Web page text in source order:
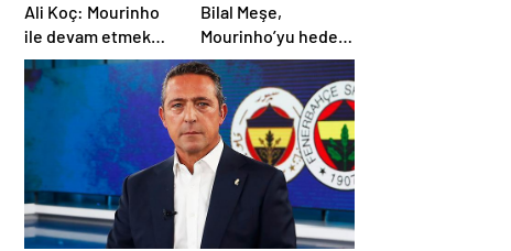
Ali Koç: Mourinho
ile devam etmek
istiyoruz
Bilal Meşe,
Mourinho’yu hedef
aldı: Ayrılık vakti!
Fenerbahçe’ye
teknik direktör
önerisi